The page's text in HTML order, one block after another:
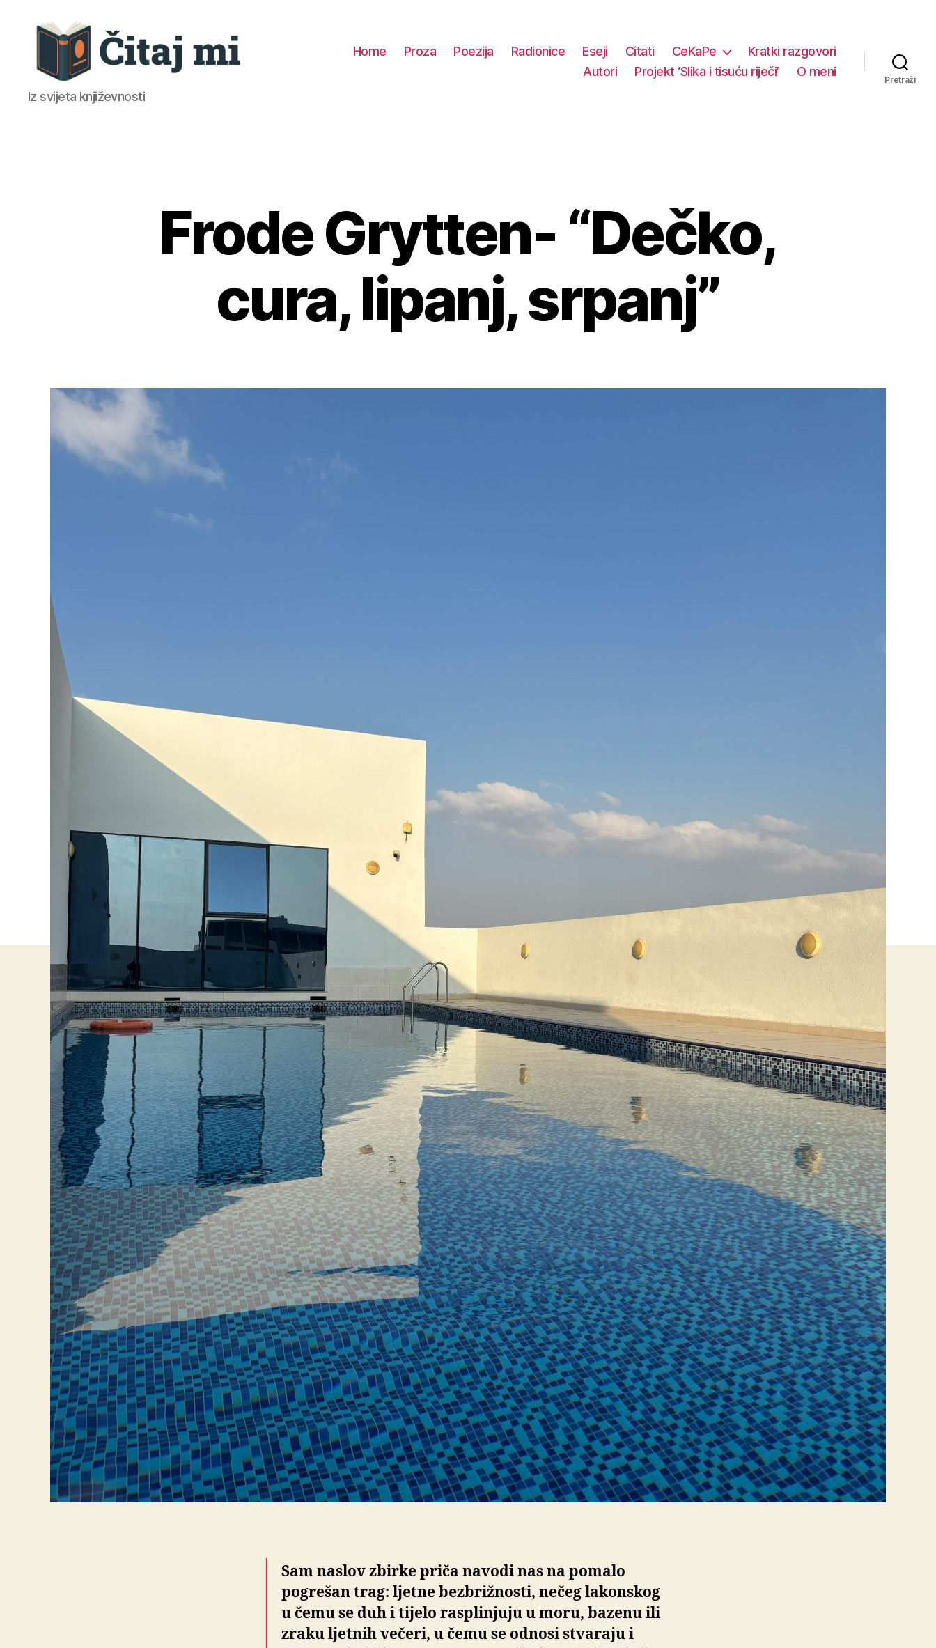
Čitaj
mi
Iz svijeta književnosti
Home Proza Poezija Radionice Eseji Citati CeKaPe
Kratki razgovori
Autori
Projekt ‘Slika i tisuću riječi’ O meni
Pretraži
Frode Grytten- “Dečko,
cura, lipanj, srpanj”
Sam naslov zbirke priča navodi nas na pomalo
pogrešan trag: ljetne bezbrižnosti, nečeg lakonskog
u čemu se duh i tijelo rasplinjuju u moru, bazenu ili
zraku ljetnih večeri, u čemu se odnosi stvaraju i